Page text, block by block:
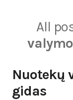
All
Nuotekų
gidas